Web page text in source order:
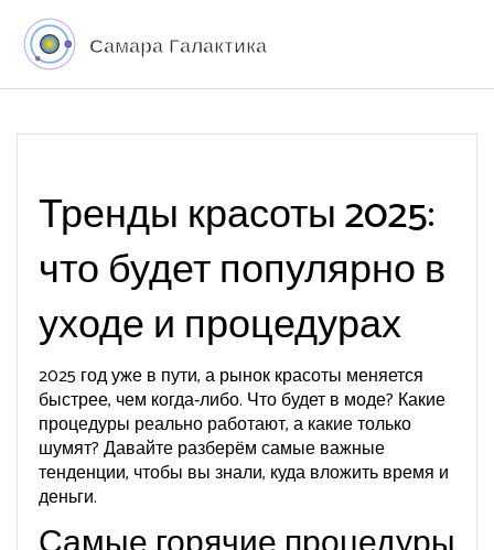
Тренды красоты 2025:
что будет популярно в
уходе и процедурах
2025 год уже в пути, а рынок красоты меняется
быстрее, чем когда‑либо. Что будет в моде? Какие
процедуры реально работают, а какие только
шумят? Давайте разберём самые важные
тенденции, чтобы вы знали, куда вложить время и
деньги.